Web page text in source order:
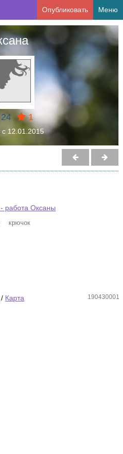
Опубликовать Меню
1
с 12.01.2015
работа Оксаны
крючок
/ Карта 190430001